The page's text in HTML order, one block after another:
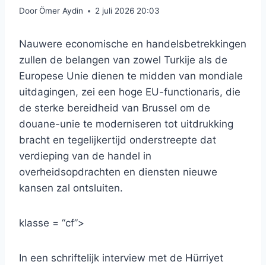
DoorÖmer Aydin 2 juli 2026 20:03
Nauwere economische en handelsbetrekkingen
zullen de belangen van zowel Turkije als de
Europese Unie dienen te midden van mondiale
uitdagingen, zei een hoge EU-functionaris, die
de sterke bereidheid van Brussel om de
douane-unie te moderniseren tot uitdrukking
bracht en tegelijkertijd onderstreepte dat
verdieping van de handel in
overheidsopdrachten en diensten nieuwe
kansen zal ontsluiten.
klasse = “cf”>
In een schriftelijk interview met de Hürriyet